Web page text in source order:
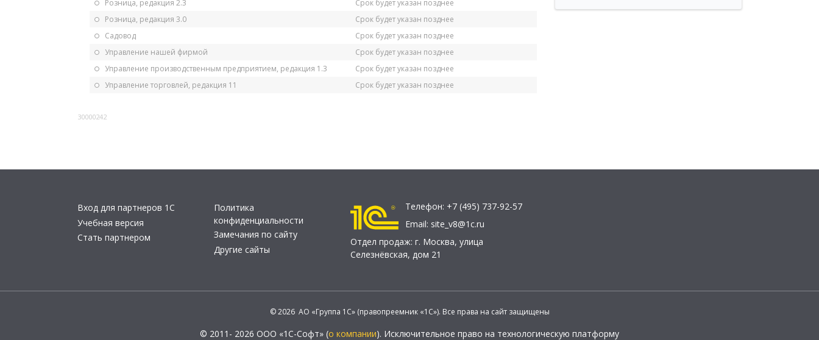
Розница, редакция 2.3
Срок будет указан позднее
Розница, редакция 3.0
Срок будет указан позднее
Садовод
Срок будет указан позднее
Управление нашей фирмой
Срок будет указан позднее
Управление производственным предприятием, редакция 1.3
Срок будет указан позднее
Управление торговлей, редакция 11
Срок будет указан позднее
30000242
Вход для партнеров 1С
Учебная версия
Стать партнером
Политика
конфиденциальности
Замечания по сайту
Другие сайты
Телефон: +7 (495) 737-92-57
Email: site_v8@1c.ru
Отдел продаж: г. Москва, улица
Селезнёвская, дом 21
© 2026 АО «Группа 1С» (правопреемник «1С»). Все права на сайт защищены
© 2011- 2026 ООО «1С-Софт» (о компании). Исключительное право на технологическую платформу